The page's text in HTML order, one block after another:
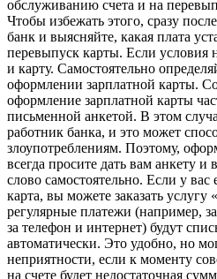
обслуживанию счета и на
Чтобы избежать этого, сразу
банк и выясняйте, какая плата
перевыпуск карты. Если условия
и карту. Самостоятельно
оформлении зарплатной карты.
оформление зарплатной карты
письменной анкетой. В этом
работник банка, и это может
злоупотреблениям. Поэтому,
всегда просите дать вам анкету и
слово самостоятельно. Если у вас
карта, вы можете заказать услугу
регулярные платежи (например,
за телефон и интернет) будут
автоматически. Это удобно, но
неприятности, если к моменту
на счете будет недостаточная